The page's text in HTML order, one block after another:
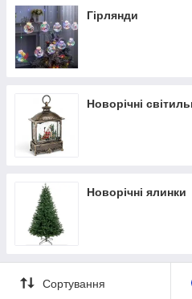
Гірлянди
Новорічні
Новорічні ялинки
Сортування